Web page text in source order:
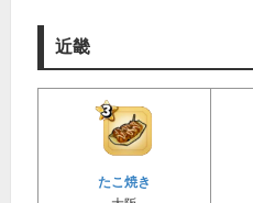
近畿
たこ焼き